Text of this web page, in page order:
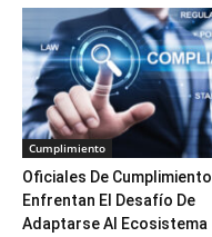
Cumplimiento
Oficiales De Cumplimiento
Enfrentan El Desafío De
Adaptarse Al Ecosistema